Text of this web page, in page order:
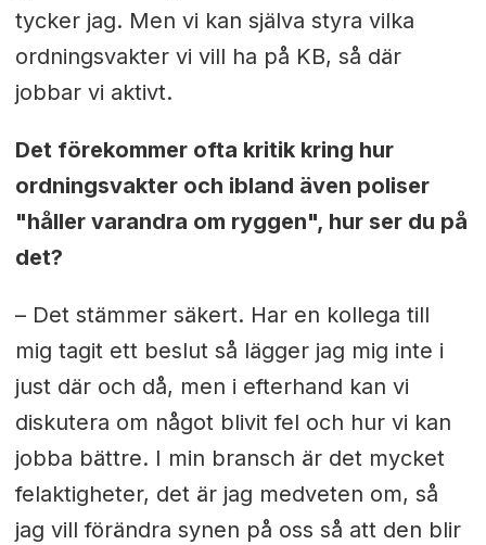
tycker jag. Men vi kan själva styra vilka
ordningsvakter vi vill ha på KB, så där
jobbar vi aktivt.
Det förekommer ofta kritik kring hur
ordningsvakter och ibland även poliser
"håller varandra om ryggen", hur ser du på
det?
– Det stämmer säkert. Har en kollega till
mig tagit ett beslut så lägger jag mig inte i
just där och då, men i efterhand kan vi
diskutera om något blivit fel och hur vi kan
jobba bättre. I min bransch är det mycket
felaktigheter, det är jag medveten om, så
jag vill förändra synen på oss så att den blir